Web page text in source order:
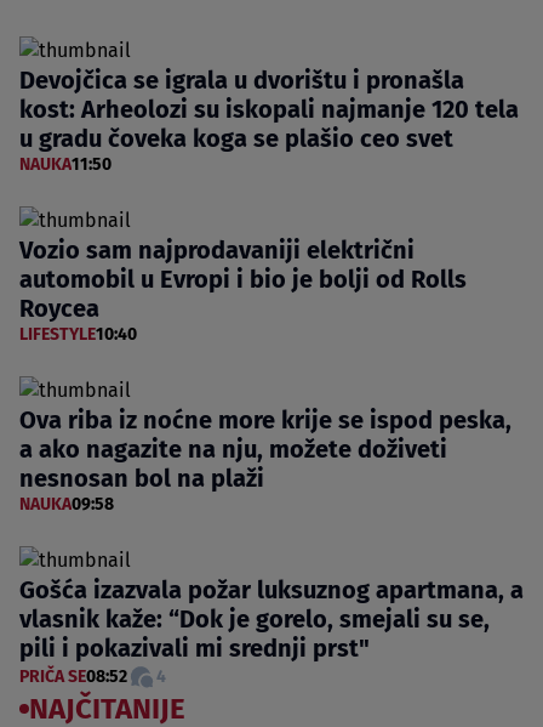
Devojčica se igrala u dvorištu i pronašla
kost: Arheolozi su iskopali najmanje 120 tela
u gradu čoveka koga se plašio ceo svet
NAUKA11:50
Vozio sam najprodavaniji električni
automobil u Evropi i bio je bolji od Rolls
Roycea
LIFESTYLE10:40
Ova riba iz noćne more krije se ispod peska,
a ako nagazite na nju, možete doživeti
nesnosan bol na plaži
NAUKA09:58
Gošća izazvala požar luksuznog apartmana, a
vlasnik kaže: “Dok je gorelo, smejali su se,
pili i pokazivali mi srednji prst"
PRIČA SE08:52 4
NAJČITANIJE